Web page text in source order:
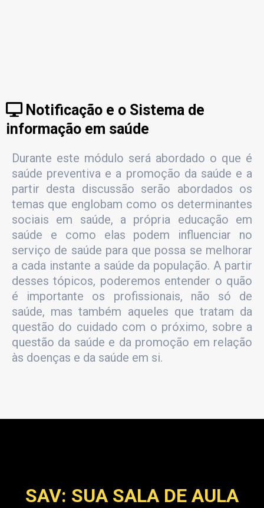
Notificação e o Sistema de
informação em saúde
Durante este módulo será abordado o que é
saúde preventiva e a promoção da saúde e a
partir desta discussão serão abordados os
temas que englobam como os determinantes
sociais em saúde, a própria educação em
saúde e como elas podem influenciar no
serviço de saúde para que possa se melhorar
a cada instante a saúde da população. A partir
desses tópicos, poderemos entender o quão
é importante os profissionais, não só de
saúde, mas também aqueles que tratam da
questão do cuidado com o próximo, sobre a
questão da saúde e da promoção em relação
às doenças e da saúde em si.
SAV: SUA SALA DE AULA